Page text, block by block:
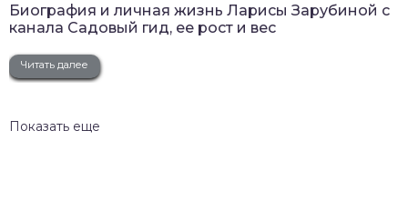
Биография и личная жизнь Ларисы Зарубиной с
канала Садовый гид, ее рост и вес
Читать далее
Показать еще